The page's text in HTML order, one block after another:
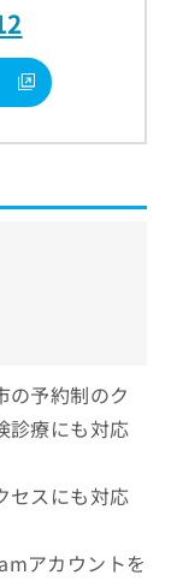
の予約制のク
診療にも対応
セスにも対応
アカウントを